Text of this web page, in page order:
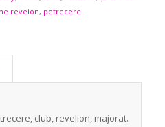
reveion, petrecere
club, revelion, majorat.